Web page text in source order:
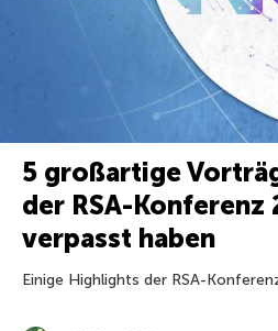
5 großartige
der RSA-
verpasst haben
Einige Highlights der RSA-